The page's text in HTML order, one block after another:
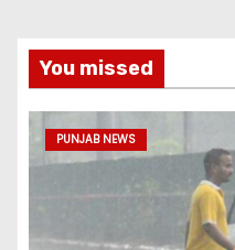
You missed
PUNJAB NEWS